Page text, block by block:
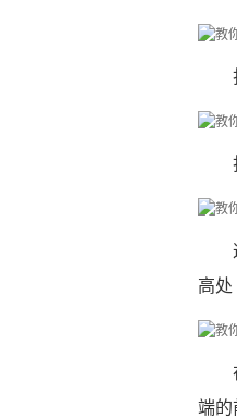
高处
端的